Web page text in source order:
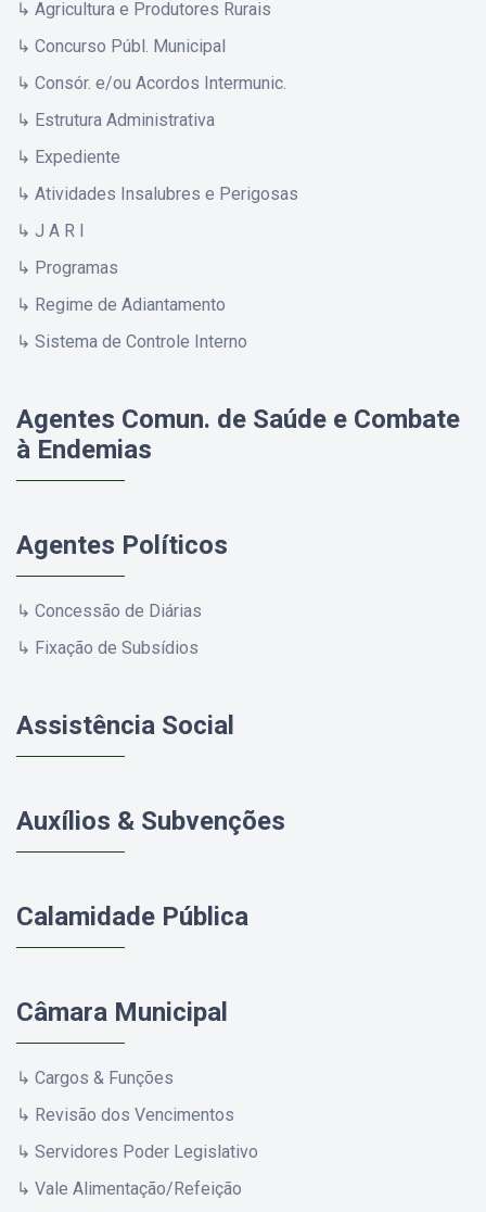
↳ Agricultura e Produtores Rurais
↳ Concurso Públ. Municipal
↳ Consór. e/ou Acordos Intermunic.
↳ Estrutura Administrativa
↳ Expediente
↳ Atividades Insalubres e Perigosas
↳ J A R I
↳ Programas
↳ Regime de Adiantamento
↳ Sistema de Controle Interno
Agentes Comun. de Saúde e Combate
à Endemias
Agentes Políticos
↳ Concessão de Diárias
↳ Fixação de Subsídios
Assistência Social
Auxílios & Subvenções
Calamidade Pública
Câmara Municipal
↳ Cargos & Funções
↳ Revisão dos Vencimentos
↳ Servidores Poder Legislativo
↳ Vale Alimentação/Refeição